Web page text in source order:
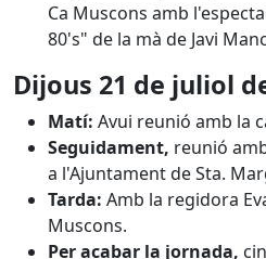
Ca Muscons amb
80's" de la mà de Javi
Dijous 21 de juliol
Matí: Avui reunió amb la
Seguidament, reunió
a l'Ajuntament de Sta.
Tarda: Amb la regidora
Muscons.
Per acabar la jornada,